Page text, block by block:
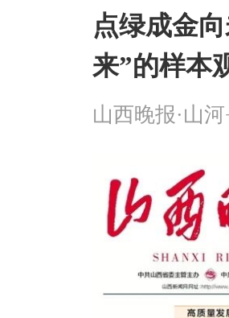
点绿成金
来”的样本
山西晚报·山河